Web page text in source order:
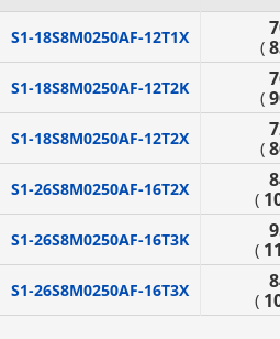
S1-18S8M0250AF-12T1X (
S1-18S8M0250AF-12T2K (
S1-18S8M0250AF-12T2X (
S1-26S8M0250AF-16T2X (
S1-26S8M0250AF-16T3K (
S1-26S8M0250AF-16T3X (